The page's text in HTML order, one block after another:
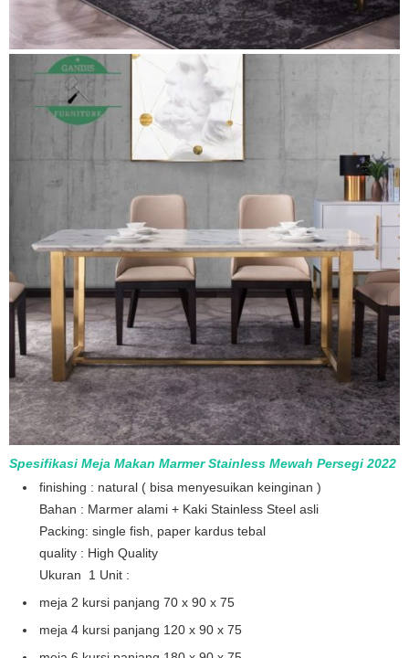
Spesifikasi Meja Makan Marmer Stainless Mewah Persegi 2022
finishing : natural ( bisa menyesuikan keinginan )
Bahan : Marmer alami + Kaki Stainless Steel asli
Packing: single fish, paper kardus tebal
quality : High Quality
Ukuran 1 Unit :
meja 2 kursi panjang 70 x 90 x 75
meja 4 kursi panjang 120 x 90 x 75